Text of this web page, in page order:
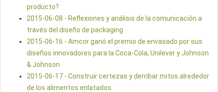
producto?
2015-06-08 - Reflexiones y análisis de la comunicación a
través del diseño de packaging
2015-06-16 - Amcor ganó el premio de envasado por sus
diseños innovadores para la Coca-Cola, Unilever y Johnson
& Johnson
2015-06-17 - Construir certezas y derribar mitos alrededor
de los alimentos enlatados